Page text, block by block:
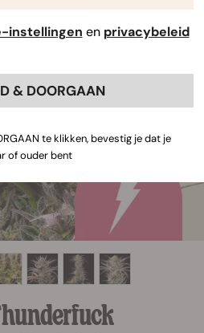
instellingen en privacybeleid
& DOORGAAN
te klikken, bevestig je dat je
of ouder bent